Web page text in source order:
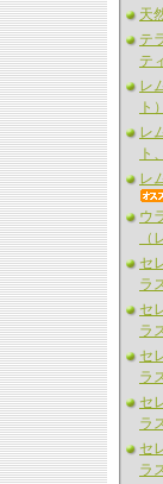
天
テ
テ
レ
ト
レ
ト
レ
ウ
（
セ
ラ
セ
ラ
セ
ラ
セ
ラ
セ
ラ